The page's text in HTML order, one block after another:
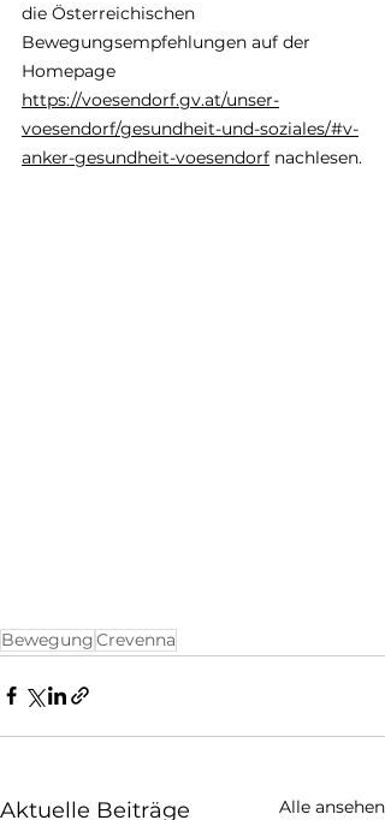
die Österreichischen
Bewegungsempfehlungen auf der
Homepage
https://voesendorf.gv.at/unser-
voesendorf/gesundheit-und-soziales/#v-
anker-gesundheit-voesendorf nachlesen.
BewegungCrevenna
Aktuelle Beiträge Alle ansehen